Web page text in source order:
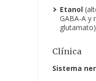
Etanol
GABA-A y
Clínica
Sistema